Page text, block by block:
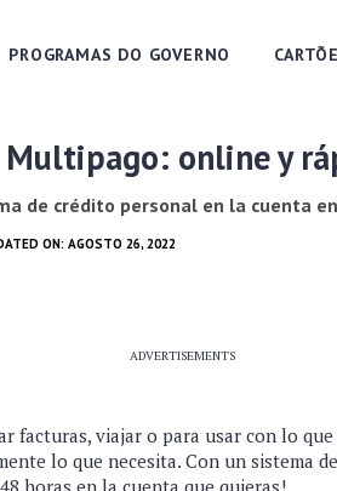
PROGRAMAS DO GOVERNO
Multipago: online y
de crédito personal en la cuenta
ON: AGOSTO 26, 2022
ADVERTISEMENTS
facturas, viajar o para usar con lo
lo que necesita. Con un sistema
horas en la cuenta que quieras!